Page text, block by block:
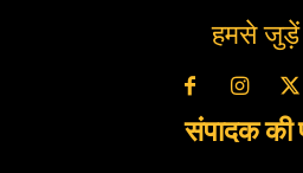
हमसे
संपादक की